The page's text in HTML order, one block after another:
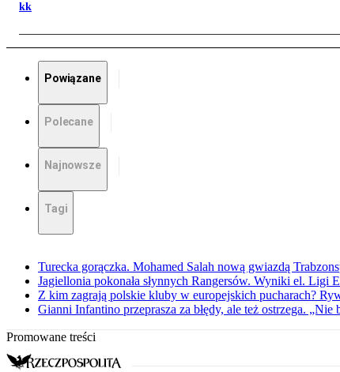
kk
Powiązane
Polecane
Najnowsze
Tagi
Turecka gorączka. Mohamed Salah nową gwiazdą
Jagiellonia pokonała słynnych Rangersów. Wyniki el. Ligi
Z kim zagrają polskie kluby w europejskich pucharach?
Gianni Infantino przeprasza za błędy, ale też ostrzega.
Promowane treści